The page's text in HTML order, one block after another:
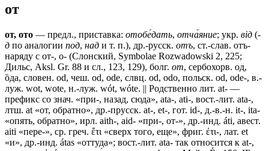
от
от, ото — предл., приставка: отобе́дать, отча́яние; укр. вiд (-
д по аналогии под, над и т. п.), др.-русск. отъ, ст.-слав. отъ-
наряду с от-, о- (Слонский, Symbolae Rozwadowski 2, 225;
Дильс, Aksl. Gr. 88 и сл., 123, 129), болг. от, сербохорв. од,
ȍда, словен. оd, чеш. оd, оdе, слвц. оd, оdо, польск. оd, оdе-, в.-
луж. wot, wоtе, н.-луж. wót, wóte. || Родственно лит. аt- —
префикс со знач. «при-, назад, сюда», аtа-, ati-, вост.-лит. аtа-,
лтш. аt «от, обратно», др.-прусск. аt-, еt-, гот. id-, д.-в.-н. it-, ita-
«опять, обратно», ирл. aith-, aid- «при-, от-», др.-инд. áti, авест.
aiti «пере-», ср. греч. ἔτι «сверх того, еще», фриг. ἐτι-, лат. еt
«и», др.-инд. átas «оттуда»; вост.-лит. аtа- так относится к аt-,